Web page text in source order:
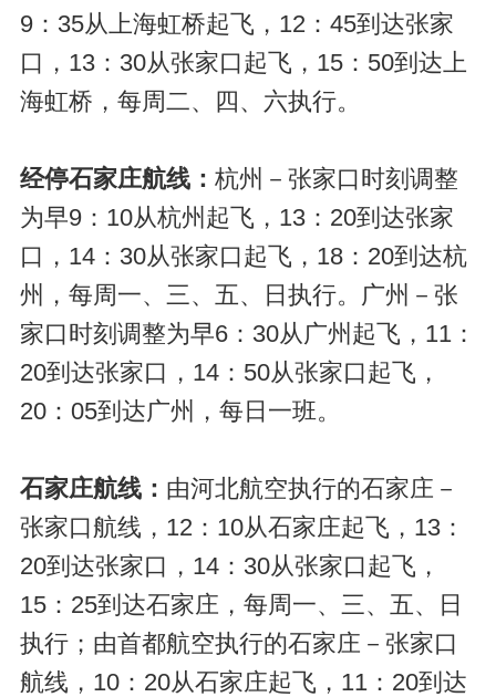
9：35从上海虹桥起飞，12：45到达张家
口，13：30从张家口起飞，15：50到达上
海虹桥，每周二、四、六执行。
经停石家庄航线： 杭州－张家口时刻调整
为早9：10从杭州起飞，13：20到达张家
口，14：30从张家口起飞，18：20到达杭
州，每周一、三、五、日执行。广州－张
家口时刻调整为早6：30从广州起飞，11：
20到达张家口，14：50从张家口起飞，
20：05到达广州，每日一班。
石家庄航线： 由河北航空执行的石家庄－
张家口航线，12：10从石家庄起飞，13：
20到达张家口，14：30从张家口起飞，
15：25到达石家庄，每周一、三、五、日
执行；由首都航空执行的石家庄－张家口
航线，10：20从石家庄起飞，11：20到达